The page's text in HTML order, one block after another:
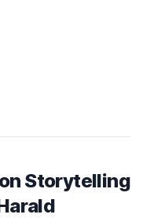
Storytelling